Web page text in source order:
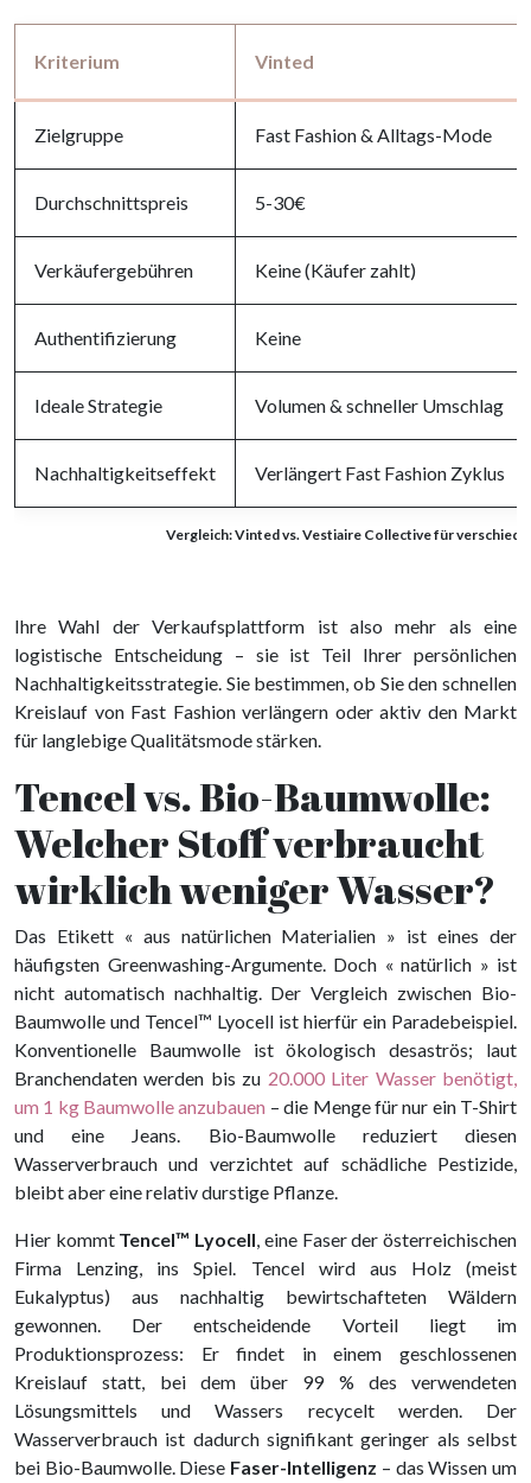
Vergleich: Vinted vs. Vestiaire Collective für
Kriterium Vinted
Zielgruppe Fast Fashion & Alltags-Mode
Durchschnittspreis 5-30€
Verkäufergebühren Keine (Käufer zahlt)
Authentifizierung Keine
Ideale Strategie Volumen & schneller Umschlag
Nachhaltigkeitseffekt Verlängert Fast Fashion Zyklus
Ihre Wahl der Verkaufsplattform ist also mehr als eine
logistische Entscheidung – sie ist Teil Ihrer persönlichen
Nachhaltigkeitsstrategie. Sie bestimmen, ob Sie den schnellen
Kreislauf von Fast Fashion verlängern oder aktiv den Markt
für langlebige Qualitätsmode stärken.
Tencel vs. Bio-Baumwolle:
Welcher Stoff verbraucht
wirklich weniger Wasser?
Das Etikett « aus natürlichen Materialien » ist eines der
häufigsten Greenwashing-Argumente. Doch « natürlich » ist
nicht automatisch nachhaltig. Der Vergleich zwischen Bio-
Baumwolle und Tencel™ Lyocell ist hierfür ein Paradebeispiel.
Konventionelle Baumwolle ist ökologisch desaströs; laut
Branchendaten werden bis zu 20.000 Liter Wasser benötigt,
um 1 kg Baumwolle anzubauen – die Menge für nur ein T-Shirt
und eine Jeans. Bio-Baumwolle reduziert diesen
Wasserverbrauch und verzichtet auf schädliche Pestizide,
bleibt aber eine relativ durstige Pflanze.
Hier kommt Tencel™ Lyocell, eine Faser der österreichischen
Firma Lenzing, ins Spiel. Tencel wird aus Holz (meist
Eukalyptus) aus nachhaltig bewirtschafteten Wäldern
gewonnen. Der entscheidende Vorteil liegt im
Produktionsprozess: Er findet in einem geschlossenen
Kreislauf statt, bei dem über 99 % des verwendeten
Lösungsmittels und Wassers recycelt werden. Der
Wasserverbrauch ist dadurch signifikant geringer als selbst
bei Bio-Baumwolle. Diese Faser-Intelligenz – das Wissen um